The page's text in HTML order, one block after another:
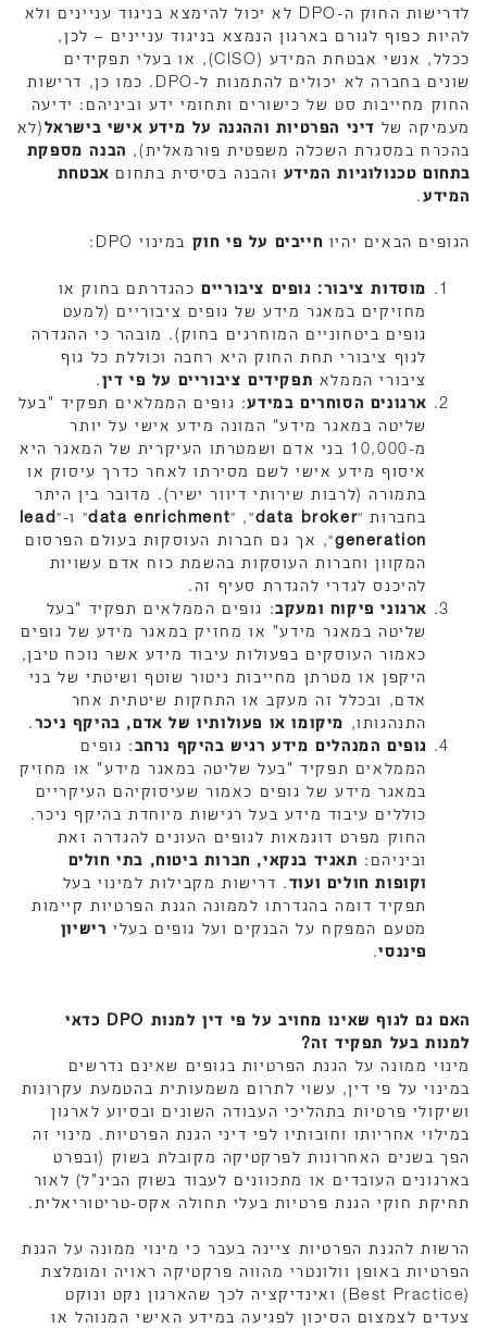
לדרישות החוק ה-DPO לא יכול להימצא בניגוד עניינים ולא
להיות כפוף לגורם בארגון הנמצא בניגוד עניינים – לכן,
ככלל, אנשי אבטחת המידע (CISO), או בעלי תפקידים
שונים בחברה לא יכולים להתמנות ל-DPO. כמו כן, דרישות
החוק מחייבות סט של כישורים ותחומי ידע וביניהם: ידיעה
מעמיקה של דיני הפרטיות וההגנה על מידע אישי בישראל(לא
בהכרח במסגרת השכלה משפטית פורמאלית), הבנה מספקת
בתחום טכנולוגיות המידע והבנה בסיסית בתחום אבטחת
המידע.
הגופים הבאים יהיו חייבים על פי חוק במינוי DPO:
מוסדות ציבור: גופים ציבורייםכהגדרתם בחוק או
מחזיקים במאגר מידע של גופים ציבוריים (למעט
גופים ביטחוניים המוחרגים בחוק). מובהר כי ההגדרה
לגוף ציבורי תחת החוק היא רחבה וכוללת כל גוף
ציבורי הממלא תפקידים ציבוריים על פי דין.
ארגונים הסוחרים במידע: גופים הממלאים תפקיד "בעל
שליטה במאגר מידע" המונה מידע אישי על יותר
מ-10,000 בני אדם ושמטרתו העיקרית של המאגר היא
איסוף מידע אישי לשם מסירתו לאחר כדרך עיסוק או
בתמורה (לרבות שירותי דיוור ישיר). מדובר בין היתר
בחברות ״data broker״, ״data enrichment״ ו-״lead
generation״, אך גם חברות העוסקות בעולם הפרסום
המקוון וחברות העוסקות בהשמת כוח אדם עשויות
להיכנס לגדרי להגדרת סעיף זה.
ארגוני פיקוח ומעקב: גופים הממלאים תפקיד "בעל
שליטה במאגר מידע" או מחזיק במאגר מידע של גופים
כאמור העוסקים בפעולות עיבוד מידע אשר נוכח טיבן,
היקפן או מטרתן מחייבות ניטור שוטף ושיטתי של בני
אדם, ובכלל זה מעקב או התחקות שיטתית אחר
התנהגותו, מיקומו או פעולותיו של אדם, בהיקף ניכר.
גופים המנהלים מידע רגיש בהיקף נרחב: גופים
הממלאים תפקיד "בעל שליטה במאגר מידע" או מחזיק
במאגר מידע של גופים כאמור שעיסוקיהם העיקריים
כוללים עיבוד מידע בעל רגישות מיוחדת בהיקף ניכר.
החוק מפרט דוגמאות לגופים העונים להגדרה זאת
וביניהם: תאגיד בנקאי, חברות ביטוח, בתי חולים
וקופות חולים ועוד. דרישות מקבילות למינוי בעל
תפקיד דומה בהגדרתו לממונה הגנת הפרטיות קיימות
מטעם המפקח על הבנקים ועל גופים בעלי רישיון
פיננסי.
האם גם לגוף שאינו מחויב על פי דין למנות DPO כדאי
למנות בעל תפקיד זה?
מינוי ממונה על הגנת הפרטיות בגופים שאינם נדרשים
במינוי על פי דין, עשוי לתרום משמעותית בהטמעת עקרונות
ושיקולי פרטיות בתהליכי העבודה השונים ובסיוע לארגון
במילוי אחריותו וחובותיו לפי דיני הגנת הפרטיות. מינוי זה
הפך בשנים האחרונות לפרקטיקה מקובלת בשוק (ובפרט
בארגונים העובדים או מתכוונים לעבוד בשוק הבינ"ל) לאור
תחיקת חוקי הגנת פרטיות בעלי תחולה אקס-טריטוריאלית.
הרשות להגנת הפרטיות ציינה בעבר כי מינוי ממונה על הגנת
הפרטיות באופן וולונטרי מהווה פרקטיקה ראויה ומומלצת
(Best Practice) ואינדיקציה לכך שהארגון נקט ונוקט
צעדים לצמצום הסיכון לפגיעה במידע האישי המנוהל או